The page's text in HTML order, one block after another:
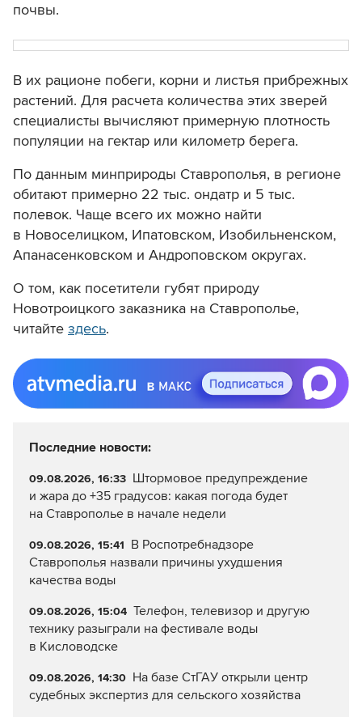
почвы.
В их рационе побеги, корни и листья прибрежных
растений. Для расчета количества этих зверей
специалисты вычисляют примерную плотность
популяции на гектар или километр берега.
По данным минприроды Ставрополья, в регионе
обитают примерно 22 тыс. ондатр и 5 тыс.
полевок. Чаще всего их можно найти
в Новоселицком, Ипатовском, Изобильненском,
Апанасенковском и Андроповском округах.
О том, как посетители губят природу
Новотроицкого заказника на Ставрополье,
читайте здесь.
Последние новости:
09.08.2026, 16:33 Штормовое предупреждение
и жара до +35 градусов: какая погода будет
на Ставрополье в начале недели
09.08.2026, 15:41 В Роспотребнадзоре
Ставрополья назвали причины ухудшения
качества воды
09.08.2026, 15:04 Телефон, телевизор и другую
технику разыграли на фестивале воды
в Кисловодске
09.08.2026, 14:30 На базе СтГАУ открыли центр
судебных экспертиз для сельского хозяйства